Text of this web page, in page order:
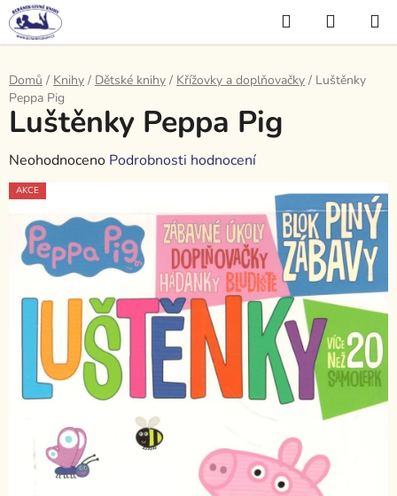
Přejít
na
obsah
Hledat
KOŠÍK
Domů / Knihy / Dětské knihy / Křížovky a doplňovačky / Luštěnky
Peppa Pig
Luštěnky Peppa Pig
Průměrné
hodnocení
0,0
hvězdiček.
Neohodnoceno Podrobnosti hodnocení
AKCE